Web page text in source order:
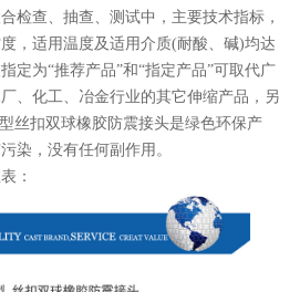
检查、抽查、测试中，主要技术指标，
，适用温度及适用介质(耐酸、碱)均达
定为“推荐产品”和“指定产品”可取代广
、化工、冶金行业的其它伸缩产品，另
丝扣双球橡胶防震接头是绿色环保产
染，没有任何副作用。
：